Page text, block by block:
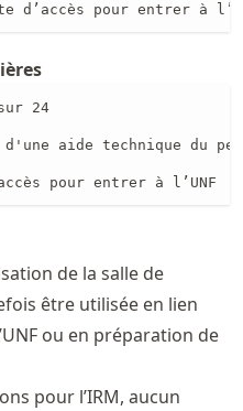
d’accès pour entrer à
24
aide technique du
pour entrer à l’UNF
de la salle de
être utilisée en lien
ou en préparation de
pour l’IRM, aucun